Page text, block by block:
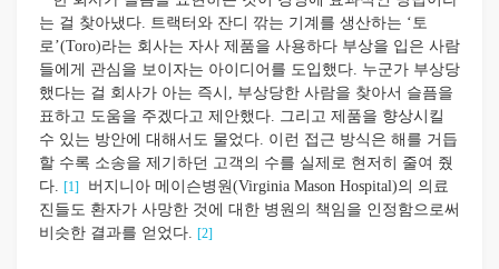
는 걸 찾아냈다. 트랙터와 잔디 깎는 기계를 생산하는 ‘토
로’(Toro)라는 회사는 자사 제품을 사용하다 부상을 입은 사람
들에게 관심을 보이자는 아이디어를 도입했다. 누군가 부상당
했다는 걸 회사가 아는 즉시, 부상당한 사람을 찾아서 슬픔을
표하고 도움을 주겠다고 제안했다. 그리고 제품을 향상시킬
수 있는 방안에 대해서도 물었다. 이런 접근 방식은 해를 거듭
할 수록 소송을 제기하던 고객의 수를 실제로 현저히 줄여 줬
다. [1]
버지니아 메이슨병원(Virginia Mason Hospital)의 의료
진들도 환자가 사망한 것에 대한 병원의 책임을 인정함으로써
비슷한 결과를 얻었다. [2]